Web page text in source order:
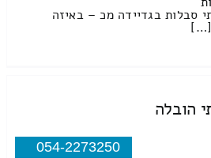
סבלות בגדיידה מכ – באיזה
[…]
הובלה
054-2273250